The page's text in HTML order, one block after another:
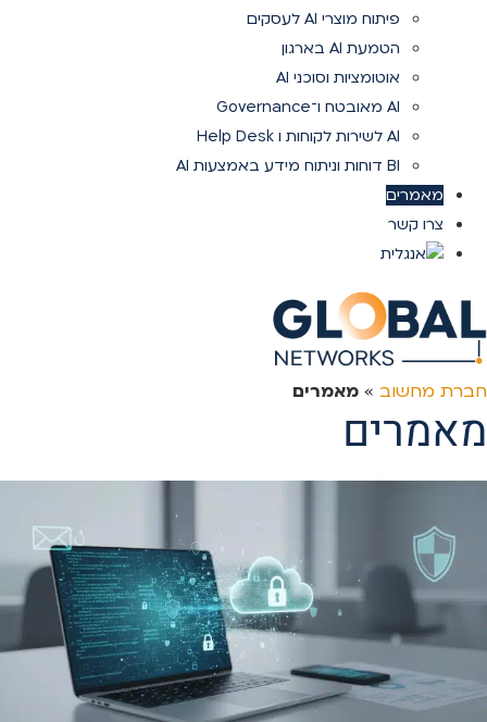
פיתוח מוצרי AI לעסקים
הטמעת AI בארגון
אוטומציות וסוכני AI
AI מאובטח ו־Governance
AI לשירות לקוחות ו Help Desk
BI דוחות וניתוח מידע באמצעות AI
מאמרים
צרו קשר
חברת מחשוב » מאמרים
מאמרים